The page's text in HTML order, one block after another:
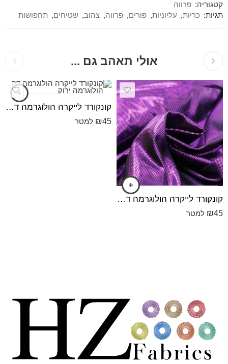
קטגוריה: פרווה
תגיות: כריות, עליוניות, פורים, פרווה, צהוב, שטיחים, תחפושות
אולי תאהב גם ...
קונקורד לייקרה הולוגרמה דק הולוגרמה סגול
₪45 למטר
קונקורד לייקרה הולוגרמה דק הולוגרמה ירוק
₪45 למטר